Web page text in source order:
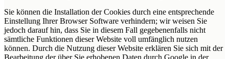
Sie können die Installation der Cookies durch eine entsprechende
Einstellung Ihrer Browser Software verhindern; wir weisen Sie
jedoch darauf hin, dass Sie in diesem Fall gegebenenfalls nicht
sämtliche Funktionen dieser Website voll umfänglich nutzen
können. Durch die Nutzung dieser Website erklären Sie sich mit der
Bearbeitung der über Sie erhobenen Daten durch Google in der